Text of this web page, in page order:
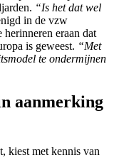
“Is het dat wel
in de vzw
eraan dat
is geweest. “Met
te ondermijnen
aanmerking
kiest met kennis van